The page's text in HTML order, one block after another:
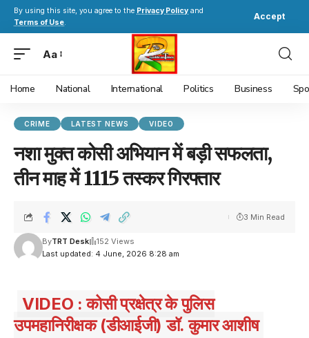
By using this site, you agree to the Privacy Policy and
Terms of Use.
Accept
Aa
Home National International Politics Business
CRIME LATEST NEWS VIDEO
नशा मुक्त कोसी अभियान में बड़ी सफलता,
तीन माह में 1115 तस्कर गिरफ्तार
Last updated: 4 June, 2026 8:28 am
ByTRT Desk 152 Views
3 Min Read
VIDEO : कोसी प्रक्षेत्र के पुलिस
उपमहानिरीक्षक (डीआईजी) डॉ. कुमार आशीष